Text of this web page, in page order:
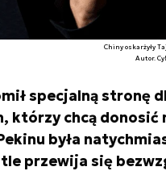
Chiny oskarżyły
Autor.
specjalną stronę
którzy chcą donosić
była
przewija się